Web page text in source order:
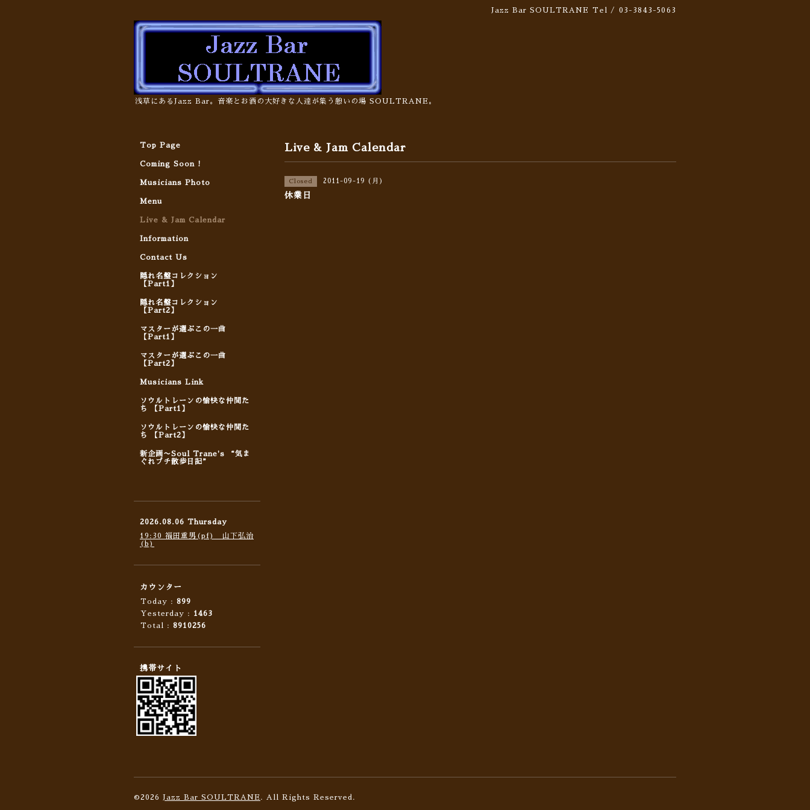
Jazz Bar SOULTRANE Tel / 03-3843-5063
浅草にあるJazz Bar。音楽とお酒の大好きな人達が集う憩いの場 SOULTRANE。
Live & Jam Calendar
Closed 2011-09-19 (月)
休業日
Top Page
Coming Soon !
Musicians Photo
Menu
Live & Jam Calendar
Information
Contact Us
隠れ名盤コレクション
【Part1】
隠れ名盤コレクション
【Part2】
マスターが選ぶこの一曲
【Part1】
マスターが選ぶこの一曲
【Part2】
Musicians Link
ソウルトレーンの愉快な仲間た
ち 【Part1】
ソウルトレーンの愉快な仲間た
ち 【Part2】
新企画〜Soul Trane's “気ま
ぐれプチ散歩日記”
2026.08.06 Thursday
19:30 福田重男(pf) 山下弘治
(b)
カウンター
Today : 899
Yesterday : 1463
Total : 8910256
携帯サイト
©2026 Jazz Bar SOULTRANE . All Rights Reserved.